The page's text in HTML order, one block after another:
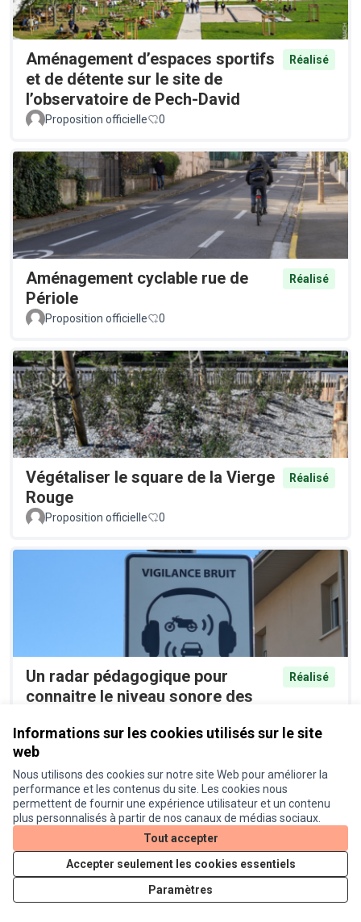
Informations sur les cookies utilisés sur le site
web
Nous utilisons des cookies sur notre site Web pour améliorer la
performance et les contenus du site. Les cookies nous
permettent de fournir une expérience utilisateur et un contenu
plus personnalisés à partir de nos canaux de médias sociaux.
Tout accepter
Accepter seulement les cookies essentiels
Paramètres
Aménagement d’espaces sportifs
et de détente sur le site de
l’observatoire de Pech-David
Réalisé
Proposition officielle 0
Aménagement cyclable rue de
Périole
Réalisé
Proposition officielle 0
Végétaliser le square de la Vierge
Rouge
Réalisé
Proposition officielle 0
Un radar pédagogique pour
connaitre le niveau sonore des
Réalisé
Proposition officielle 0
Aménagement cyclable chemin